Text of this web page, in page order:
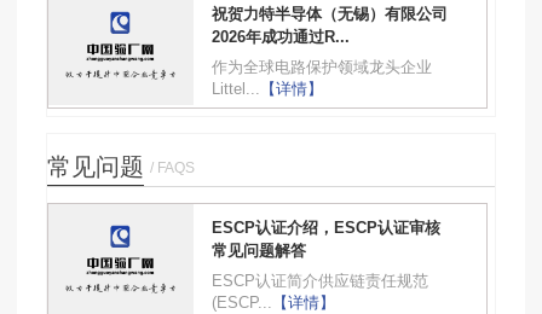
祝贺力特半导体（无锡）有限公司
2026年成功通过R...
作为全球电路保护领域龙头企业
Littel... 【详情】
常见问题 / FAQS
ESCP认证介绍，ESCP认证审核
常见问题解答
ESCP认证简介供应链责任规范
(ESCP... 【详情】